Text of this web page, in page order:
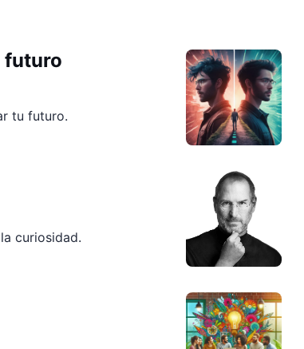
futuro
tu futuro.
curiosidad.